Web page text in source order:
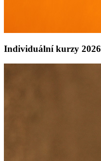
Individuální kurzy 2026